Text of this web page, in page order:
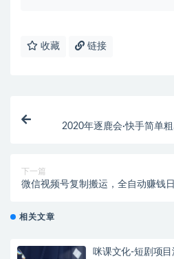
收藏 链接
2020年逐鹿会·快手简单
下一篇
微信视频号复制搬运，全自动赚钱
相关文章
咪课文化-短剧项